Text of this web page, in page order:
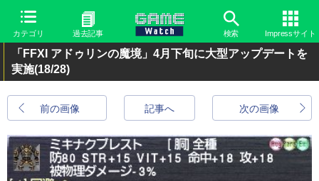
カテゴリ 過去記事 検索 Impressサイト
「FFXI アドゥリンの魔境」4月下旬に大型アップデートを
実施(18/28)
前の画像 次の画像
記事へ